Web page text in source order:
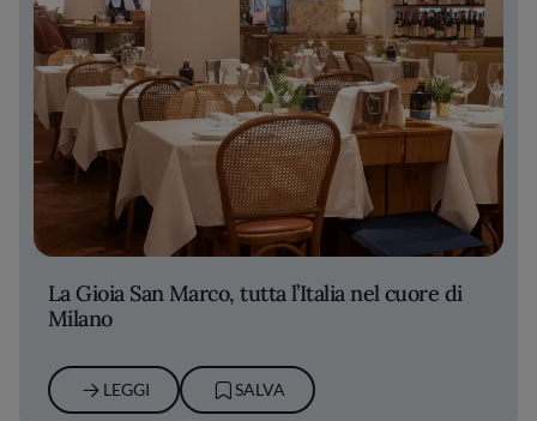
La Gioia San Marco, tutta l’Italia nel cuore di
Milano
LEGGI SALVA